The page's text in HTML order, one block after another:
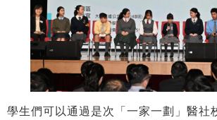
學生們可以通過是次「一家一劃」醫社